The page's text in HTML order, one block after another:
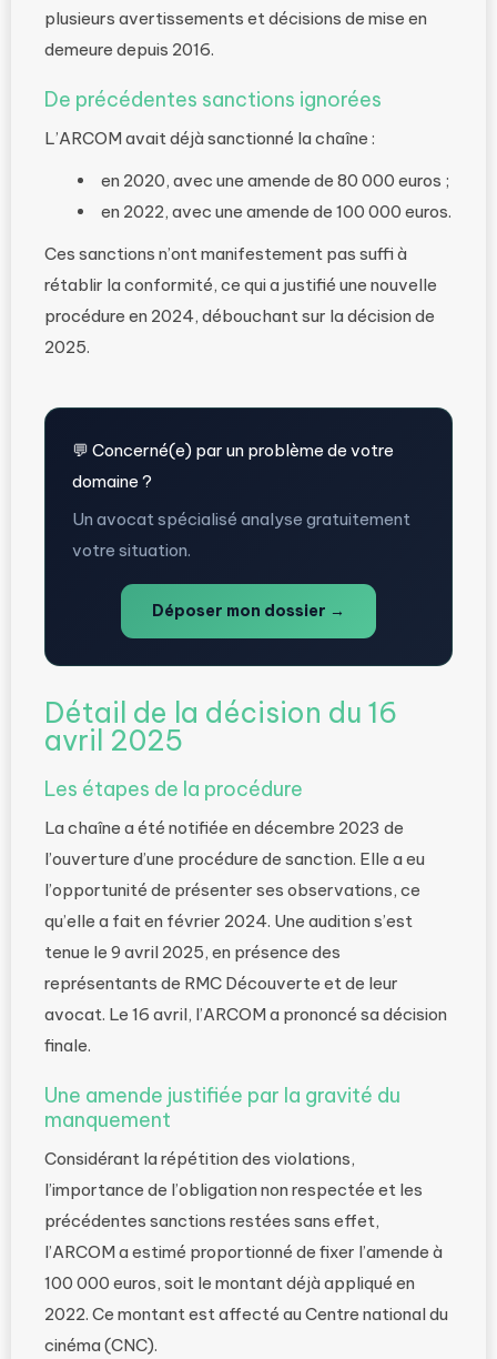
plusieurs avertissements et décisions de mise en
demeure depuis 2016.
De précédentes sanctions ignorées
L’ARCOM avait déjà sanctionné la chaîne :
en 2020, avec une amende de 80 000 euros ;
en 2022, avec une amende de 100 000 euros.
Ces sanctions n’ont manifestement pas suffi à
rétablir la conformité, ce qui a justifié une nouvelle
procédure en 2024, débouchant sur la décision de
2025.
💬 Concerné(e) par un problème de votre
domaine ?
Un avocat spécialisé analyse gratuitement
votre situation.
Déposer mon dossier →
Détail de la décision du 16
avril 2025
Les étapes de la procédure
La chaîne a été notifiée en décembre 2023 de
l’ouverture d’une procédure de sanction. Elle a eu
l’opportunité de présenter ses observations, ce
qu’elle a fait en février 2024. Une audition s’est
tenue le 9 avril 2025, en présence des
représentants de RMC Découverte et de leur
avocat. Le 16 avril, l’ARCOM a prononcé sa décision
finale.
Une amende justifiée par la gravité du
manquement
Considérant la répétition des violations,
l’importance de l’obligation non respectée et les
précédentes sanctions restées sans effet,
l’ARCOM a estimé proportionné de fixer l’amende à
100 000 euros, soit le montant déjà appliqué en
2022. Ce montant est affecté au Centre national du
cinéma (CNC).